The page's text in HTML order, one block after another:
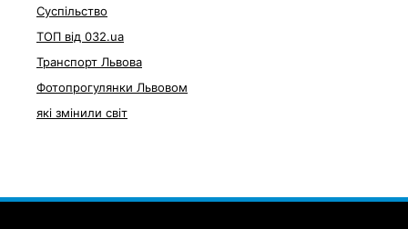
Суспільство
ТОП від 032.ua
Транспорт Львова
Фотопрогулянки Львовом
які змінили світ